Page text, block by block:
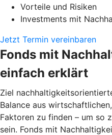
Vorteile und Risiken
Investments mit
Jetzt Termin vereinbaren
Fonds mit
einfach erklärt
Ziel
Balance aus
Faktoren zu finden – um so
sein. Fonds mit